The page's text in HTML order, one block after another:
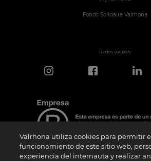
Fonds Solidaire Valrhona
Redes sociales
Valrhona utiliza cookies para permitir
funcionamiento de este sitio web,
experiencia del internauta y realizar